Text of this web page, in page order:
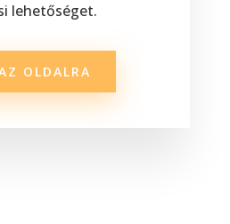
lehetőséget.
OLDALRA